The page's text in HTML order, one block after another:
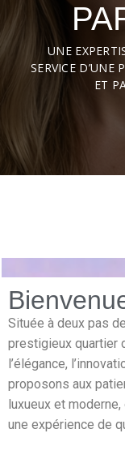
UNE
SERVICE D’UNE
ET
Située à deux pas
prestigieux quartier
l’élégance,
proposons aux
luxueux et
une expérience de